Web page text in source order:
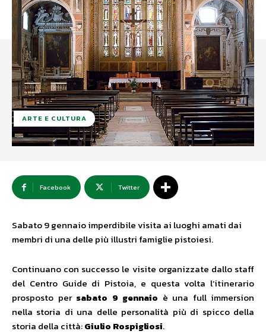
ARTE E CULTURA
Facebook Twitter
Sabato 9 gennaio imperdibile visita ai luoghi amati dai
membri di una delle più illustri famiglie pistoiesi.
Continuano con successo le visite organizzate dallo staff
del Centro Guide di Pistoia, e questa volta l’itinerario
prosposto per sabato 9 gennaio è una full immersion
nella storia di una delle personalità più di spicco della
storia della città:Giulio Rospigliosi.